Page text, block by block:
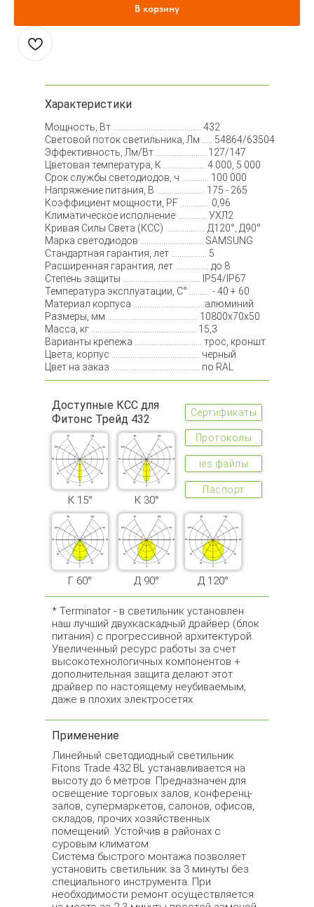
В корзину
Характеристики
Мощность, Вт .......................................... 432
Световой поток светильника, Лм ..... 54864/63504
Эффективность, Лм/Вт ........................ 127/147
Цветовая температура, К .................... 4 000, 5 000
Срок службы светодиодов, ч ............. 100 000
Напряжение питания, В ....................... 175 - 265
Коэффициент мощности, PF .............. 0,96
Климатическое исполнение .............. УХЛ2
Кривая Силы Света (КСС) ................... Д120°, Д90°
Марка светодиодов .............................. SAMSUNG
Стандартная гарантия, лет ................. 5
Расширенная гарантия, лет ................ до 8
Степень защиты ..................................... IP54/IP67
Температура эксплуатации, С° .......... - 40 + 60
Материал корпуса ................................. алюминий
Размеры, мм ........................................... 10800х70х50
Масса, кг .................................................. 15,3
Варианты крепежа ................................ трос, кроншт.
Цвета, корпус .......................................... черный
Цвет на заказ .......................................... по RAL
* Terminator - в светильник установлен
наш лучший двухкаскадный драйвер (блок
питания) с прогрессивной архитектурой.
Увеличенный ресурс работы за счет
высокотехнологичных компонентов +
дополнительная защита делают этот
драйвер по настоящему неубиваемым,
даже в плохих электросетях.
Доступные КСС для
Фитонс Трейд 432
Сертификаты
Протоколы
ies файлы
Паспорт
К 15°
Г 60° Д 90°
К 30°
Д 120°
Линейный светодиодный светильник
Fitons Trade 432 BL устанавливается на
высоту до 6 метров. Предназначен для
освещение торговых залов, конференц-
залов, супермаркетов, салонов, офисов,
складов, прочих хозяйственных
помещений. Устойчив в районах с
суровым климатом.
Система быстрого монтажа позволяет
установить светильник за 3 минуты без
специального инструмента. При
необходимости ремонт осуществляется
Применение